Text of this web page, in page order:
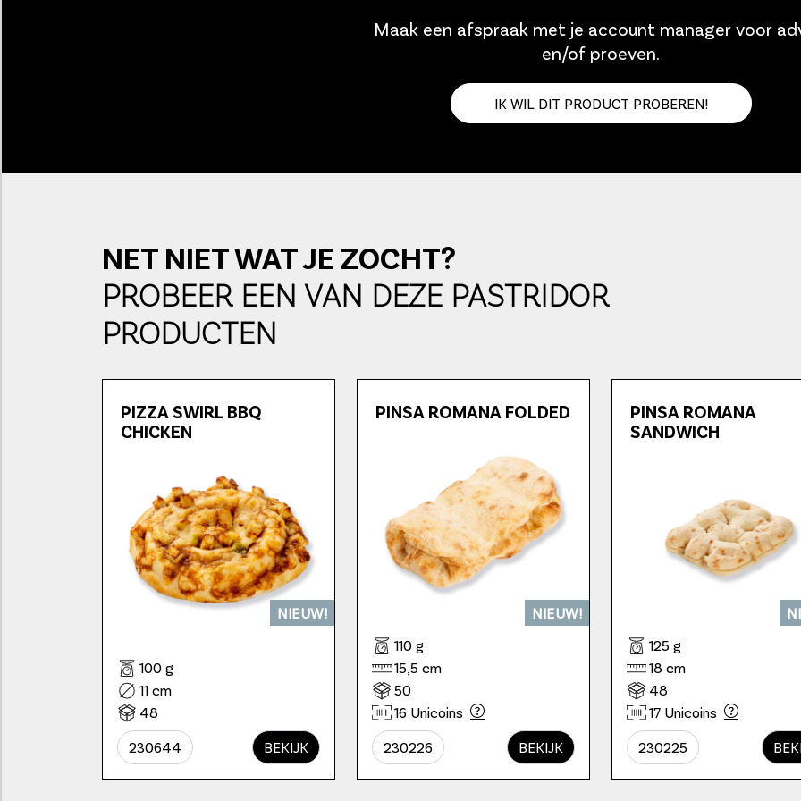
Maak een afspraak met je account manager voor
en/of proeven.
IK WIL DIT PRODUCT PROBEREN!
NET NIET WAT JE ZOCHT?
PROBEER EEN VAN DEZE PASTRIDOR
PRODUCTEN
PIZZA SWIRL BBQ
CHICKEN
NIEUW!
100 g
11 cm
48
230644 BEKIJK
PINSA ROMANA FOLDED
NIEUW!
110 g
15,5 cm
50
16 Unicoins
230226 BEKIJK
PINSA ROMANA
SANDWICH
125 g
18 cm
48
17 Unicoins
230225